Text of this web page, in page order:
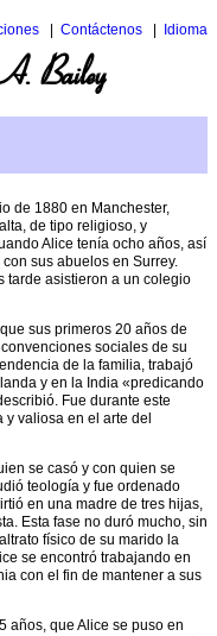
Contáctenos
Idioma
Bailey
de 1880 en Manchester,
de tipo religioso, y
Alice tenía ocho años, así
sus abuelos en Surrey.
tarde asistieron a un colegio
que sus primeros 20 años de
sociales de su
de la familia, trabajó
y en la India «predicando
Fue durante este
valiosa en el arte del
se casó y con quien se
teología y fue ordenado
en una madre de tres hijas,
Esta fase no duró mucho, sin
físico de su marido la
se encontró trabajando en
con el fin de mantener a sus
años, que Alice se puso en